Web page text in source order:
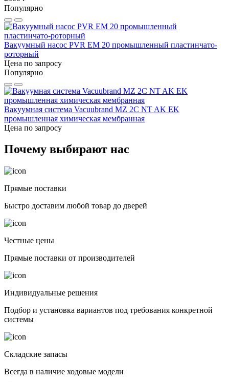
Популярно
Вакуумный насос PVR EM 20 промышленный пластинчато-
роторный
Цена по запросу
Популярно
Вакуумная система Vacuubrand MZ 2C NT AK EK
промышленная химическая мембранная
Цена по запросу
Почему выбирают нас
Прямые поставки
Быстро доставим любой товар до дверей
Честные цены
Прямые поставки от производителей
Индивидуальные решения
Подбор и установка вариантов под требования конкретной
системы
Складские запасы
Всегда в наличие ходовые модели